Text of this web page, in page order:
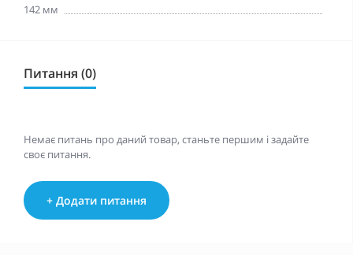
142 мм
Питання (0)
Немає питань про даний товар, станьте першим і задайте
своє питання.
+ Додати питання